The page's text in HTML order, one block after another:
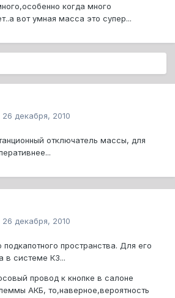
когда много
вот умная масса это супер...
26 декабря, 2010
отключатель массы, для
26 декабря, 2010
подкапотного пространства. Для его
в системе КЗ...
провод к кнопке в салоне
АКБ, то,наверное,вероятность